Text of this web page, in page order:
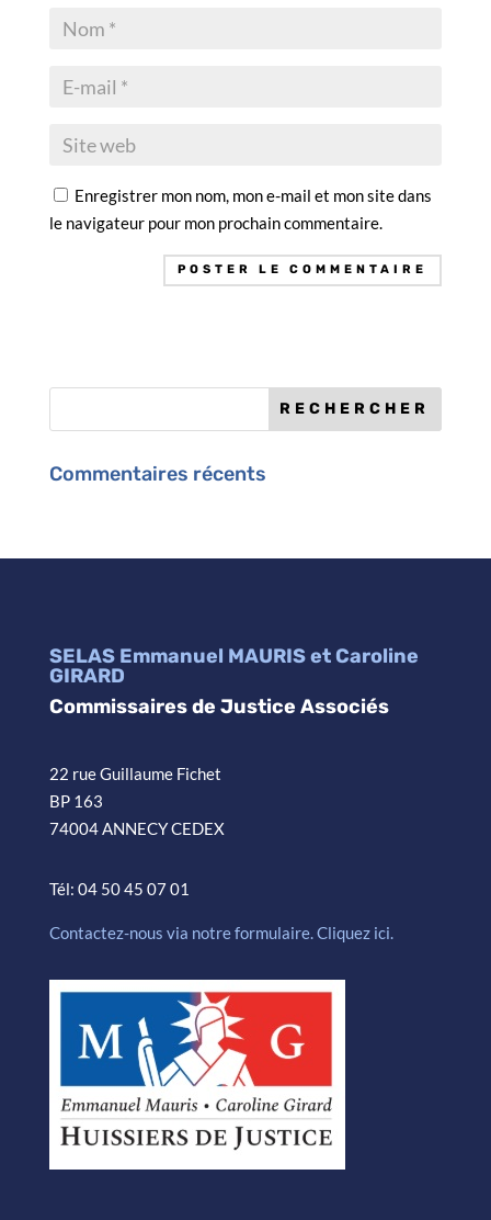
Enregistrer mon nom, mon e-mail et mon site dans
le navigateur pour mon prochain commentaire.
Commentaires récents
SELAS Emmanuel MAURIS et Caroline
GIRARD
Commissaires de Justice Associés
22 rue Guillaume Fichet
BP 163
74004 ANNECY CEDEX
Tél: 04 50 45 07 01
Contactez-nous via notre formulaire. Cliquez ici.